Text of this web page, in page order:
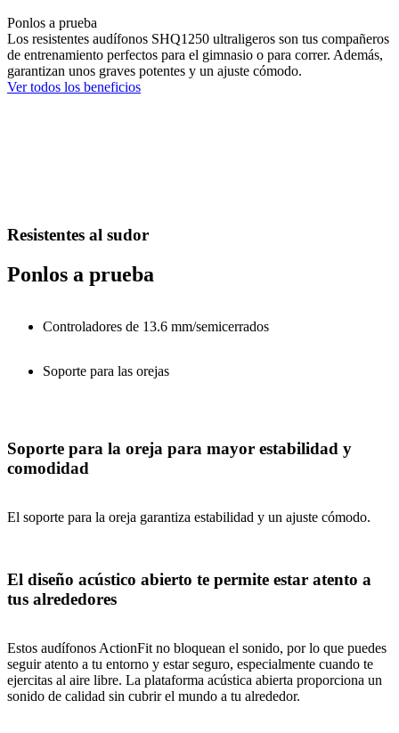
Ponlos a prueba
Los resistentes audífonos SHQ1250 ultraligeros son tus compañeros
de entrenamiento perfectos para el gimnasio o para correr. Además,
garantizan unos graves potentes y un ajuste cómodo.
Ver todos los beneficios
Resistentes al sudor
Ponlos a prueba
Controladores de 13.6 mm/semicerrados
Soporte para las orejas
Soporte para la oreja para mayor estabilidad y
comodidad
El soporte para la oreja garantiza estabilidad y un ajuste cómodo.
El diseño acústico abierto te permite estar atento a
tus alrededores
Estos audífonos ActionFit no bloquean el sonido, por lo que puedes
seguir atento a tu entorno y estar seguro, especialmente cuando te
ejercitas al aire libre. La plataforma acústica abierta proporciona un
sonido de calidad sin cubrir el mundo a tu alrededor.